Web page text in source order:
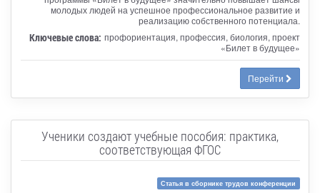
молодых людей на успешное профессиональное развитие и
реализацию собственного потенциала.
Ключевые слова: профориентация, профессия, биология, проект
«Билет в будущее»
Перейти
Ученики создают учебные пособия: практика,
соответствующая ФГОС
Статья в сборнике трудов конференции